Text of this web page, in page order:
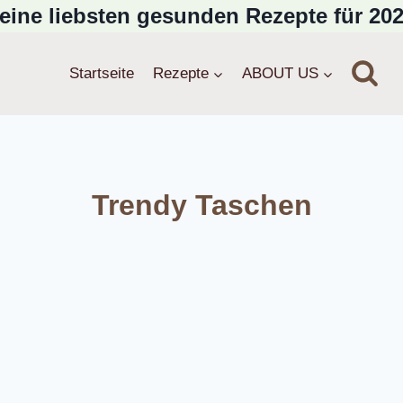
liebsten gesunden Rezepte für
Startseite Rezepte ABOUT US
Trendy Taschen